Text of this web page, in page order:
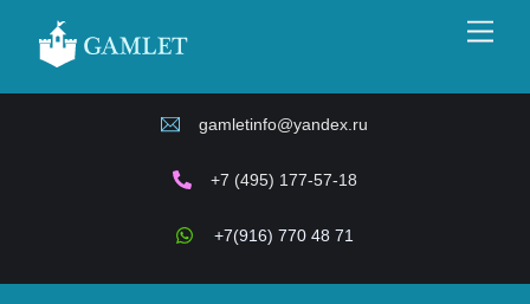
content
gamletinfo@yandex.ru
+7 (495) 177-57-18
+7(916) 770 48 71